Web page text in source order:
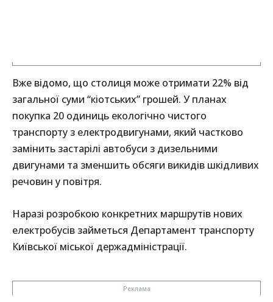
Вже відомо, що столиця може отримати 22% від
загальної суми “кіотських” грошей. У планах
покупка 20 одиниць екологічно чистого
транспорту з електродвигунами, який частково
замінить застарілі автобуси з дизельними
двигунами та зменшить обсяги викидів шкідливих
речовин у повітря.
Наразі розробкою конкретних маршрутів нових
електробусів займеться Департамент транспорту
Київської міської держадміністрації.